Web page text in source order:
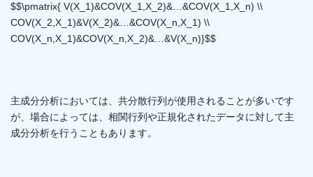
$$\pmatrix{ V(X_1)&COV(X_1,X_2)&…&COV(X_1,X_n) \\
COV(X_2,X_1)&V(X_2)&…&COV(X_n,X_1) \\
COV(X_n,X_1)&COV(X_n,X_2)&…&V(X_n)}$$
主成分分析においては、共分散行列が使用されることが多いです
が、場合によっては、相関行列や正規化されたデータに対して主
成分分析を行うこともあります。